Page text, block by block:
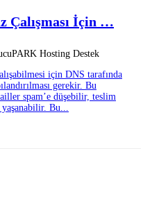
Çalışması İçin …
Hosting Destek
için DNS tarafında
gerekir. Bu
spam’e düşebilir, teslim
Bu...